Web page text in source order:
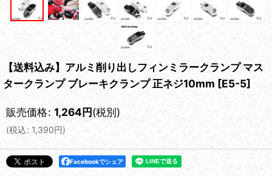
【送料込み】アルミ削り出しフィンミラークランプ マス
タークランプ ブレーキクランプ 正ネジ10mm [E5-5]
販売価格: 1,264円(税別)
(税込: 1,390円)
Facebookでシェア